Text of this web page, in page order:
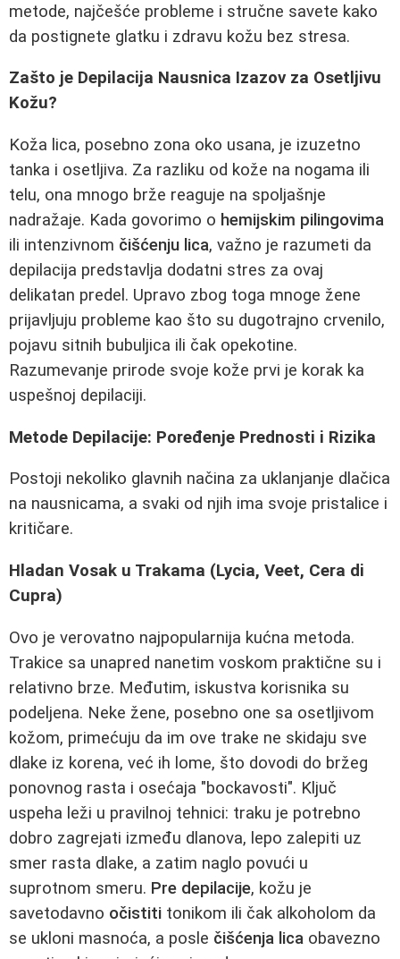
metode, najčešće probleme i stručne savete kako
da postignete glatku i zdravu kožu bez stresa.
Zašto je Depilacija Nausnica Izazov za Osetljivu
Kožu?
Koža lica, posebno zona oko usana, je izuzetno
tanka i osetljiva. Za razliku od kože na nogama ili
telu, ona mnogo brže reaguje na spoljašnje
nadražaje. Kada govorimo o hemijskim pilingovima
ili intenzivnom čišćenju lica, važno je razumeti da
depilacija predstavlja dodatni stres za ovaj
delikatan predel. Upravo zbog toga mnoge žene
prijavljuju probleme kao što su dugotrajno crvenilo,
pojavu sitnih bubuljica ili čak opekotine.
Razumevanje prirode svoje kože prvi je korak ka
uspešnoj depilaciji.
Metode Depilacije: Poređenje Prednosti i Rizika
Postoji nekoliko glavnih načina za uklanjanje dlačica
na nausnicama, a svaki od njih ima svoje pristalice i
kritičare.
Hladan Vosak u Trakama (Lycia, Veet, Cera di
Cupra)
Ovo je verovatno najpopularnija kućna metoda.
Trakice sa unapred nanetim voskom praktične su i
relativno brze. Međutim, iskustva korisnika su
podeljena. Neke žene, posebno one sa osetljivom
kožom, primećuju da im ove trake ne skidaju sve
dlake iz korena, već ih lome, što dovodi do bržeg
ponovnog rasta i osećaja "bockavosti". Ključ
uspeha leži u pravilnoj tehnici: traku je potrebno
dobro zagrejati između dlanova, lepo zalepiti uz
smer rasta dlake, a zatim naglo povući u
suprotnom smeru. Pre depilacije, kožu je
savetodavno očistiti tonikom ili čak alkoholom da
se ukloni masnoća, a posle čišćenja lica obavezno